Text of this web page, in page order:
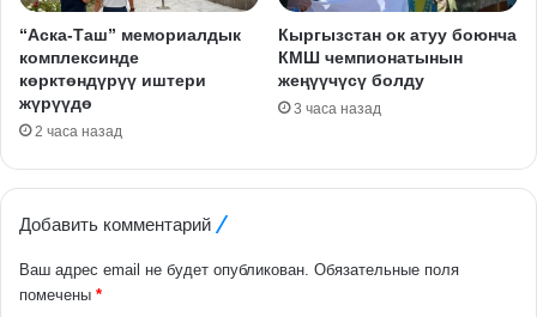
“Аска-Таш” мемориалдык
комплексинде
көрктөндүрүү иштери
жүрүүдө
2 часа назад
Кыргызстан ок атуу боюнча
КМШ чемпионатынын
жеңүүчүсү болду
3 часа назад
Добавить комментарий
Ваш адрес email не будет опубликован. Обязательные поля
помечены *